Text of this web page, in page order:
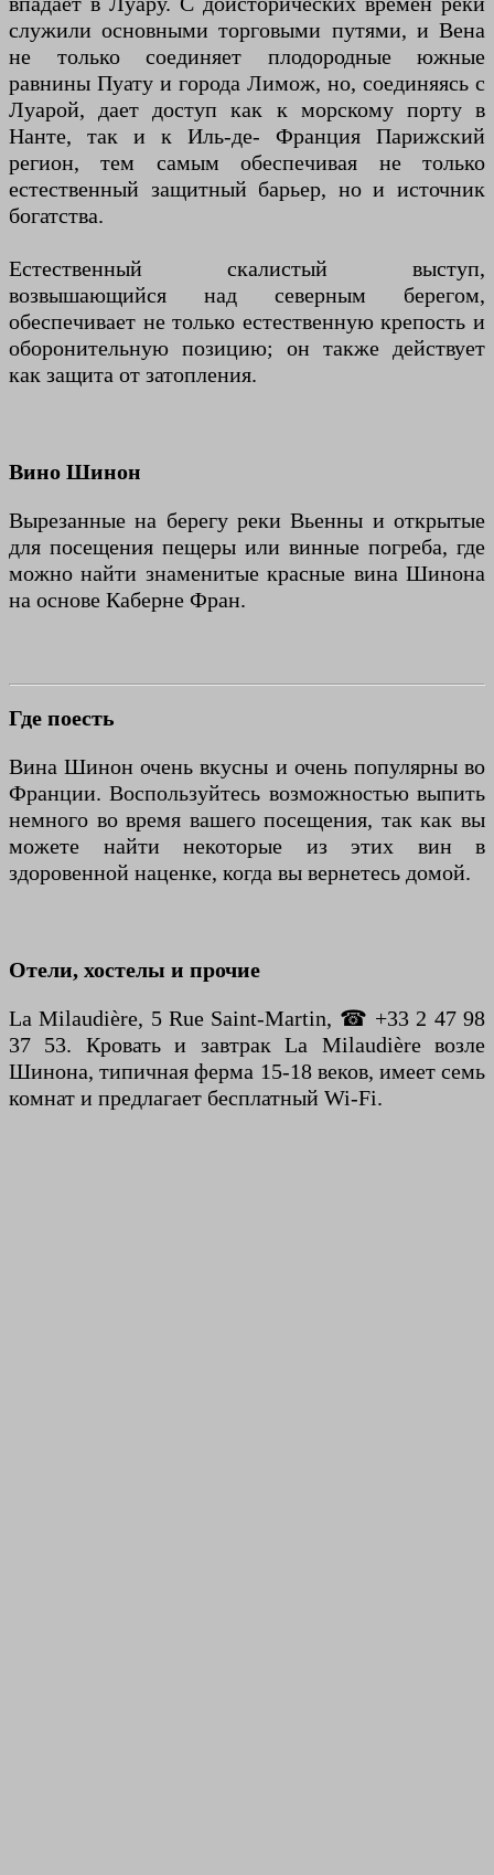
служили основными торговыми путями, и Вена
не только соединяет плодородные южные
равнины Пуату и города Лимож, но, соединяясь с
Луарой, дает доступ как к морскому порту в
Нанте, так и к Иль-де- Франция Парижский
регион, тем самым обеспечивая не только
естественный защитный барьер, но и источник
богатства.
Естественный скалистый выступ,
возвышающийся над северным берегом,
обеспечивает не только естественную крепость и
оборонительную позицию; он также действует
как защита от затопления.
Вино Шинон
Вырезанные на берегу реки Вьенны и открытые
для посещения пещеры или винные погреба, где
можно найти знаменитые красные вина Шинона
на основе Каберне Фран.
Где поесть
Вина Шинон очень вкусны и очень популярны во
Франции. Воспользуйтесь возможностью выпить
немного во время вашего посещения, так как вы
можете найти некоторые из этих вин в
здоровенной наценке, когда вы вернетесь домой.
Отели, хостелы и прочие
La Milaudière, 5 Rue Saint-Martin, ☎ +33 2 47 98
37 53. Кровать и завтрак La Milaudière возле
Шинона, типичная ферма 15-18 веков, имеет семь
комнат и предлагает бесплатный Wi-Fi.